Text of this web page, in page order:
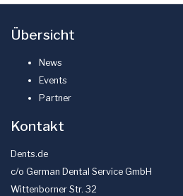
Übersicht
News
Events
Partner
Kontakt
Dents.de
c/o German Dental Service GmbH
Wittenborner Str. 32